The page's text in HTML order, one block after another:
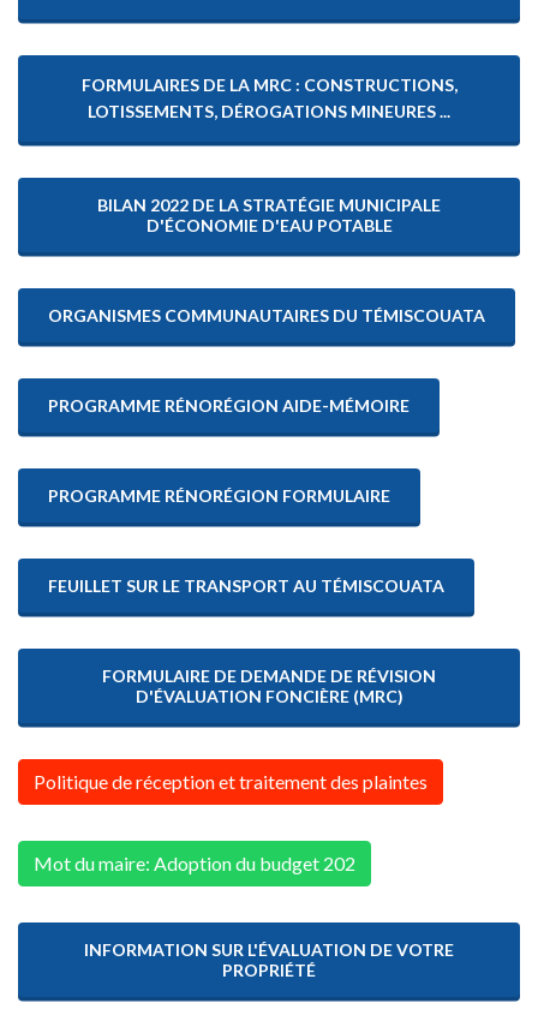
FORMULAIRES DE LA MRC : CONSTRUCTIONS,
LOTISSEMENTS, DÉROGATIONS MINEURES ...
BILAN 2022 DE LA STRATÉGIE MUNICIPALE
D'ÉCONOMIE D'EAU POTABLE
ORGANISMES COMMUNAUTAIRES DU TÉMISCOUATA
PROGRAMME RÉNORÉGION AIDE-MÉMOIRE
PROGRAMME RÉNORÉGION FORMULAIRE
FEUILLET SUR LE TRANSPORT AU TÉMISCOUATA
FORMULAIRE DE DEMANDE DE RÉVISION
D'ÉVALUATION FONCIÈRE (MRC)
Politique de réception et traitement des plaintes
Mot du maire: Adoption du budget 202
INFORMATION SUR L'ÉVALUATION DE VOTRE
PROPRIÉTÉ